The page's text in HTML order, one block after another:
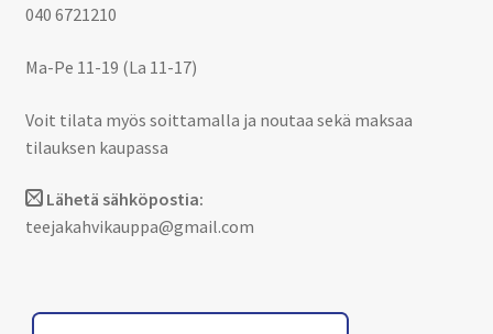
040 6721210
Ma-Pe 11-19 (La 11-17)
Voit tilata myös soittamalla ja noutaa sekä maksaa
tilauksen kaupassa
Lähetä sähköpostia:
teejakahvikauppa@gmail.com